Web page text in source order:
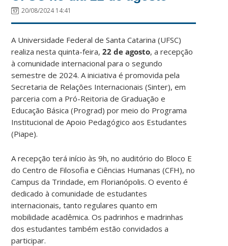
20/08/2024 14:41
A Universidade Federal de Santa Catarina (UFSC)
realiza nesta quinta-feira,22 de agosto, a recepção
à comunidade internacional para o segundo
semestre de 2024. A iniciativa é promovida pela
Secretaria de Relações Internacionais (Sinter), em
parceria com a Pró-Reitoria de Graduação e
Educação Básica (Prograd) por meio do Programa
Institucional de Apoio Pedagógico aos Estudantes
(Piape).
A recepção terá início às 9h, no auditório do Bloco E
do Centro de Filosofia e Ciências Humanas (CFH), no
Campus da Trindade, em Florianópolis. O evento é
dedicado à comunidade de estudantes
internacionais, tanto regulares quanto em
mobilidade acadêmica. Os padrinhos e madrinhas
dos estudantes também estão convidados a
participar.